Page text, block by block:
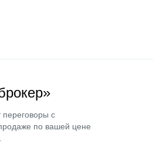
с
по вашей цене